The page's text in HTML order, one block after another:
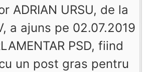
ADRIAN URSU, de la
a ajuns pe 02.07.2019
PSD, fiind
un post gras pentru